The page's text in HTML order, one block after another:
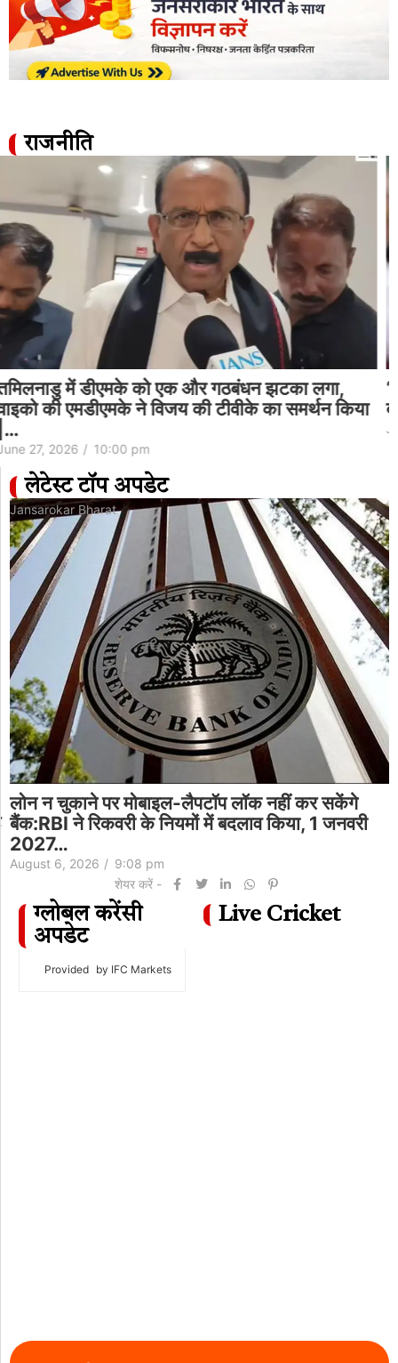
राजनीति
‘क्या बंगाली जानते हैं कि राजमा क्या है?’: महुआ मोइत्रा ने
बंगाल मिड-डे मील विवाद पर बीजेपी पर निशाना साधा…
June 27, 2026
लेटेस्ट टॉप अपडेट
Jansarokar Bharat
लोन न चुकाने पर मोबाइल-लैपटॉप लॉक नहीं कर सकेंगे
बैंक:RBI ने रिकवरी के सख्त नियमों में बदलाव किया, 1
जनवरी…
August 6, 2026 / 9:08 pm
शेयर करें -
ग्लोबल करेंसी
अपडेट
Provided by IFC Markets
Live Cricket